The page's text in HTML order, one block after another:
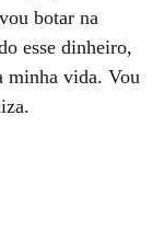
botar na
esse dinheiro,
minha vida. Vou